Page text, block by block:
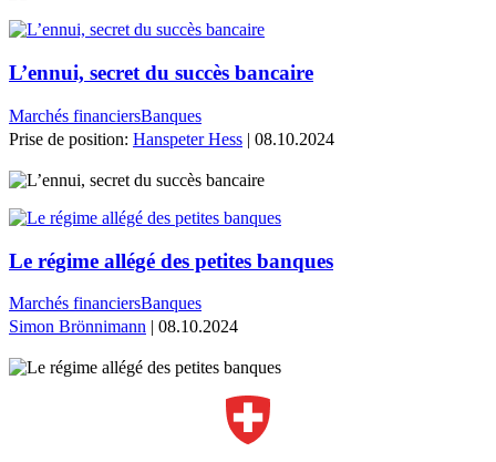
L’ennui, secret du succès bancaire
Marchés financiersBanques
Prise de position: Hanspeter Hess | 08.10.2024
Le régime allégé des petites banques
Marchés financiersBanques
Simon Brönnimann | 08.10.2024